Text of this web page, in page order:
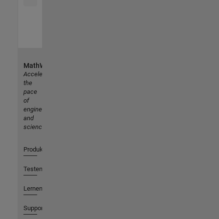
MathWorks
Accelerating
the
pace
of
engineering
and
science
Produkte
Testen oder Kaufen
Lernen
Support